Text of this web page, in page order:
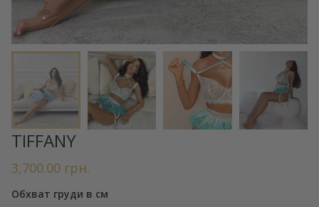
TIFFANY
3,700.00 грн.
Обхват груди в см